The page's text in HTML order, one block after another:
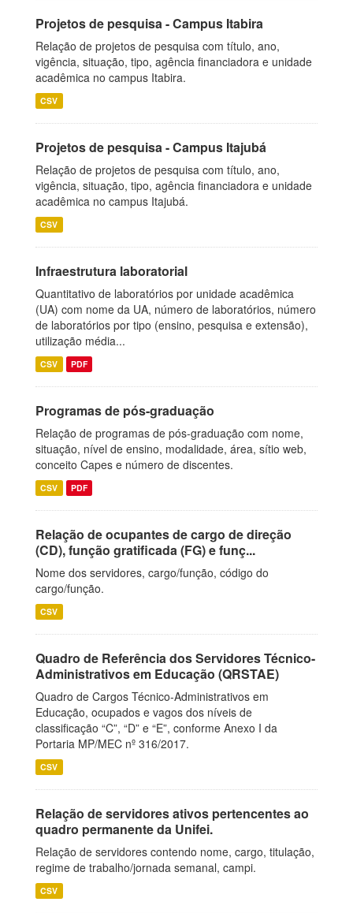
Projetos de pesquisa - Campus Itabira
Relação de projetos de pesquisa com título, ano,
vigência, situação, tipo, agência financiadora e unidade
acadêmica no campus Itabira.
CSV
Projetos de pesquisa - Campus Itajubá
Relação de projetos de pesquisa com título, ano,
vigência, situação, tipo, agência financiadora e unidade
acadêmica no campus Itajubá.
CSV
Infraestrutura laboratorial
Quantitativo de laboratórios por unidade acadêmica
(UA) com nome da UA, número de laboratórios, número
de laboratórios por tipo (ensino, pesquisa e extensão),
utilização média...
CSV PDF
Programas de pós-graduação
Relação de programas de pós-graduação com nome,
situação, nível de ensino, modalidade, área, sítio web,
conceito Capes e número de discentes.
CSV PDF
Relação de ocupantes de cargo de direção
(CD), função gratificada (FG) e funç...
Nome dos servidores, cargo/função, código do
cargo/função.
CSV
Quadro de Referência dos Servidores Técnico-
Administrativos em Educação (QRSTAE)
Quadro de Cargos Técnico-Administrativos em
Educação, ocupados e vagos dos níveis de
classificação “C”, “D” e “E”, conforme Anexo I da
Portaria MP/MEC nº 316/2017.
CSV
Relação de servidores ativos pertencentes ao
quadro permanente da Unifei.
Relação de servidores contendo nome, cargo, titulação,
regime de trabalho/jornada semanal, campi.
CSV